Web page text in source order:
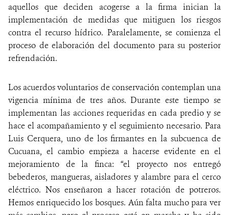
aquellos que deciden acogerse a la firma inician la
implementación de medidas que mitiguen los riesgos
contra el recurso hídrico. Paralelamente, se comienza el
proceso de elaboración del documento para su posterior
refrendación.
Los acuerdos voluntarios de conservación contemplan una
vigencia mínima de tres años. Durante este tiempo se
implementan las acciones requeridas en cada predio y se
hace el acompañamiento y el seguimiento necesario. Para
Luis Cerquera, uno de los firmantes en la subcuenca de
Cucuana, el cambio empieza a hacerse evidente en el
mejoramiento de la finca: “el proyecto nos entregó
bebederos, mangueras, aisladores y alambre para el cerco
eléctrico. Nos enseñaron a hacer rotación de potreros.
Hemos enriquecido los bosques. Aún falta mucho para ver